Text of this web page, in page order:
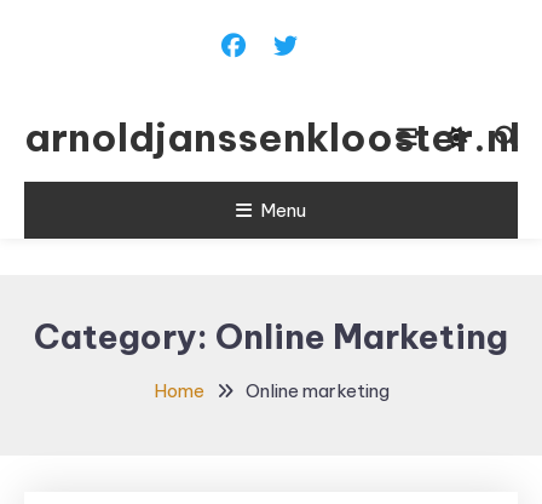
arnoldjanssenklooster.nl
Menu
Category: Online Marketing
Home Online marketing